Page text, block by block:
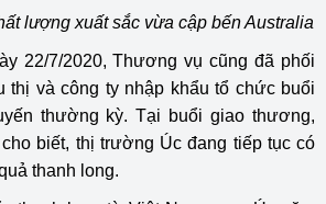
lượng xuất sắc vừa cập bến Australia
22/7/2020, Thương vụ cũng đã phối
thị và công ty nhập khẩu tổ chức buổi
thường kỳ. Tại buổi giao thương,
biết, thị trường Úc đang tiếp tục có
thanh long.